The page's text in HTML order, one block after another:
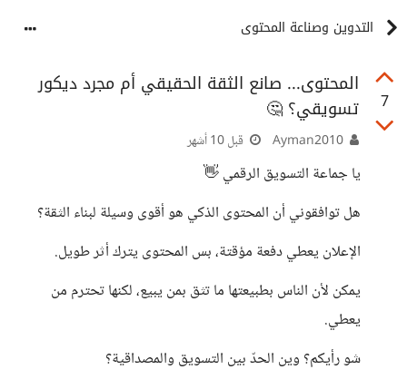
التدوين وصناعة المحتوى
7
المحتوى... صانع الثقة الحقيقي أم مجرد ديكور
تسويقي؟ 🤔
قبل 10 أشهر
يا جماعة التسويق الرقمي 👋
هل توافقوني أن المحتوى الذكي هو أقوى وسيلة لبناء الثقة؟
الإعلان يعطي دفعة مؤقتة، بس المحتوى يترك أثر طويل.
يمكن لأن الناس بطبيعتها ما تثق بمن يبيع، لكنها تحترم من
يعطي.
شو رأيكم؟ وين الحدّ بين التسويق والمصداقية؟